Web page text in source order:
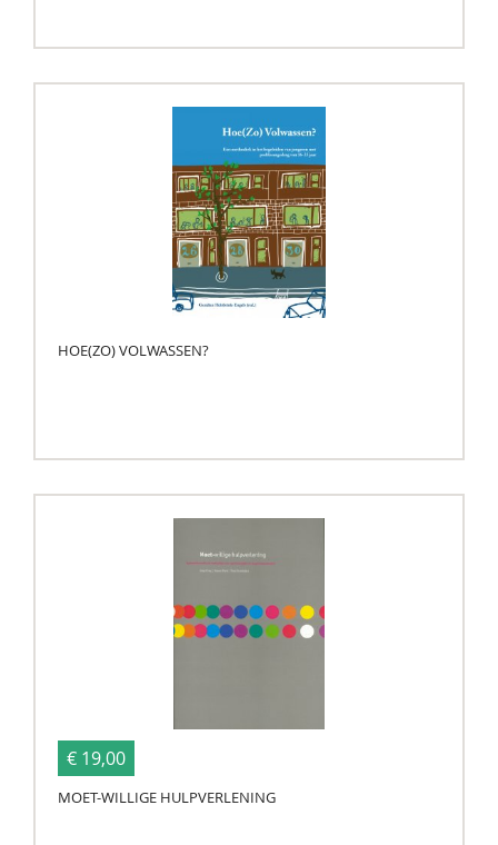
HOE(ZO) VOLWASSEN?
€ 19,00
MOET-WILLIGE HULPVERLENING